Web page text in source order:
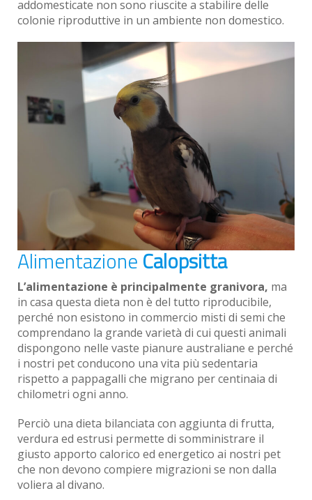
addomesticate non sono riuscite a stabilire delle
colonie riproduttive in un ambiente non domestico.
AlimentazioneCalopsitta
L’alimentazione è principalmente granivora, ma
in casa questa dieta non è del tutto riproducibile,
perché non esistono in commercio misti di semi che
comprendano la grande varietà di cui questi animali
dispongono nelle vaste pianure australiane e perché
i nostri pet conducono una vita più sedentaria
rispetto a pappagalli che migrano per centinaia di
chilometri ogni anno.
Perciò una dieta bilanciata con aggiunta di frutta,
verdura ed estrusi permette di somministrare il
giusto apporto calorico ed energetico ai nostri pet
che non devono compiere migrazioni se non dalla
voliera al divano.